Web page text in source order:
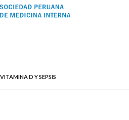
D Y SEPSIS